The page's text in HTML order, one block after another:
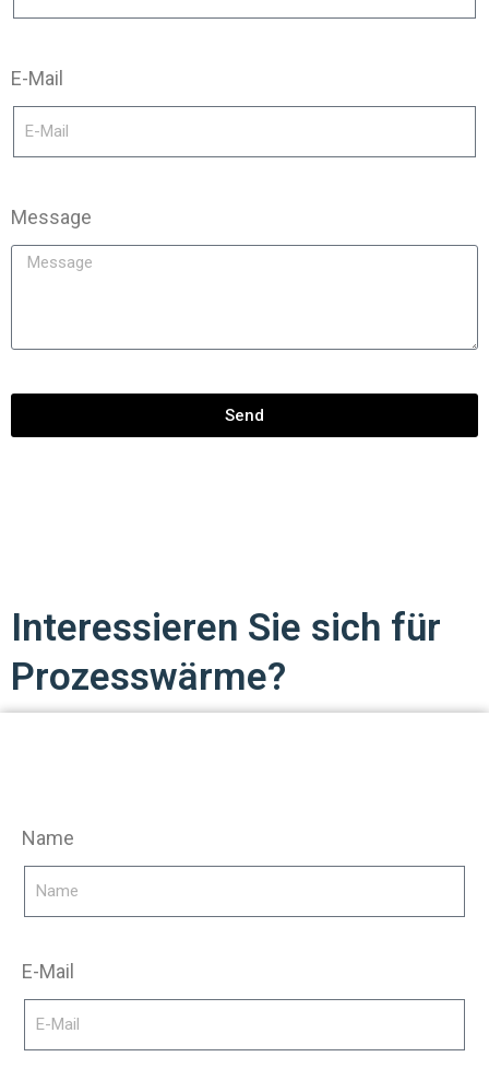
E-Mail
Message
Send
Interessieren Sie sich für
Prozesswärme?
Name
E-Mail